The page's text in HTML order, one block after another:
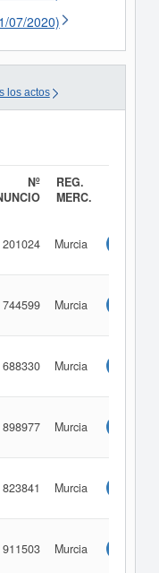
07/2020)
los actos
Nº
REG.
MERC.
201024 Murcia
744599 Murcia
688330 Murcia
898977 Murcia
823841 Murcia
911503 Murcia